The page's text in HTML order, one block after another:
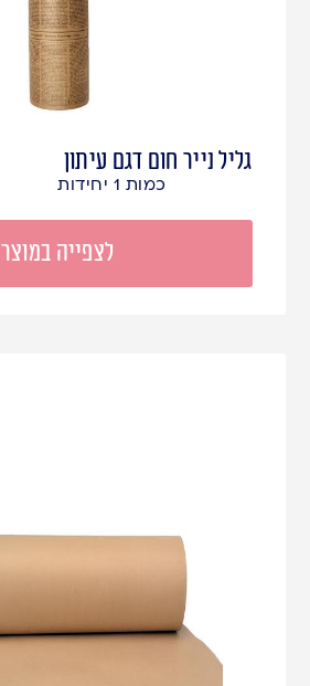
גליל נייר חום דגם עיתון
כמות 1 יחידות
לצפייה במוצר